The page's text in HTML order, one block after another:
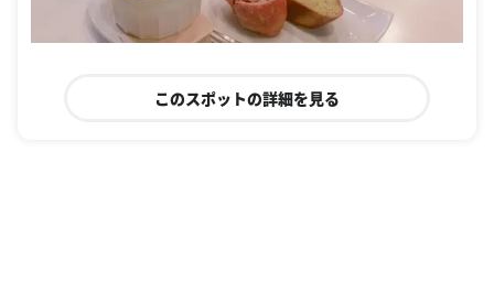
このスポットの詳細を見る